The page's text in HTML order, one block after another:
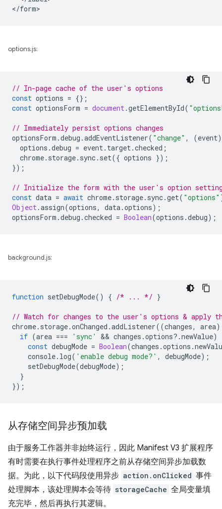
options.js:
// In-page cache of the user's options
const options = {};
const optionsForm = document.getElementById(
// Immediately persist options changes
optionsForm .debug .addEventListener( "change" , (event)
options .debug = event. target.checked ;
chrome. storage. sync. set({ options });
});
// Initialize the form with the user's option
const data = await chrome. storage. sync.get( "options"
Object.assign(options, data.options);
optionsForm .debug .checked = Boolean(options .debug);
background.js:
function setDebugMode() { /* ... */ }
// Watch for changes to the user's options & apply
chrome. storage.onChanged .addListener((changes, area)
if (area === 'sync' && changes .options? .newValue)
const debugMode = Boolean(changes .options .
console. log( 'enable debug mode?' , debugMode);
setDebugMode(debugMode);
}
});
从存储空间异步预加载
由于服务工作器并非始终运行，因此 Manifest V3 扩展程序
有时需要在执行事件处理程序之前从存储空间异步加载数
据。为此，以下代码段使用异步 action.onClicked 事件
处理脚本，该处理脚本会等待 storageCache 全局变量填
充完毕，然后再执行其逻辑。